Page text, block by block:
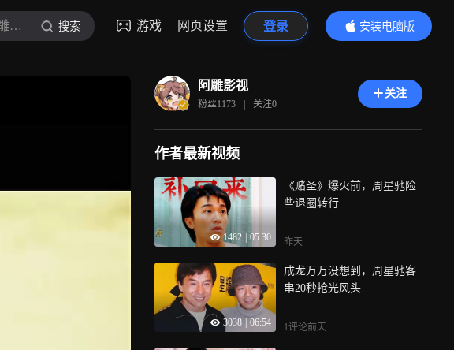
阿雕影视 搜索 游戏 网页设置 登录
安装电脑版
内容更精彩
阿雕影视
粉丝1173 | 关注0
关注
作者最新视频
1482 05:30
《赌圣》爆火前，周星驰险
些退圈转行
昨天
3038 06:54
成龙万万没想到，周星驰客
串20秒抢光风头
1评论前天